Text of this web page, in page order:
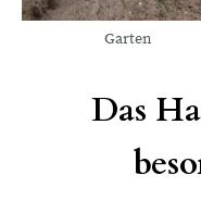
Garten
Das